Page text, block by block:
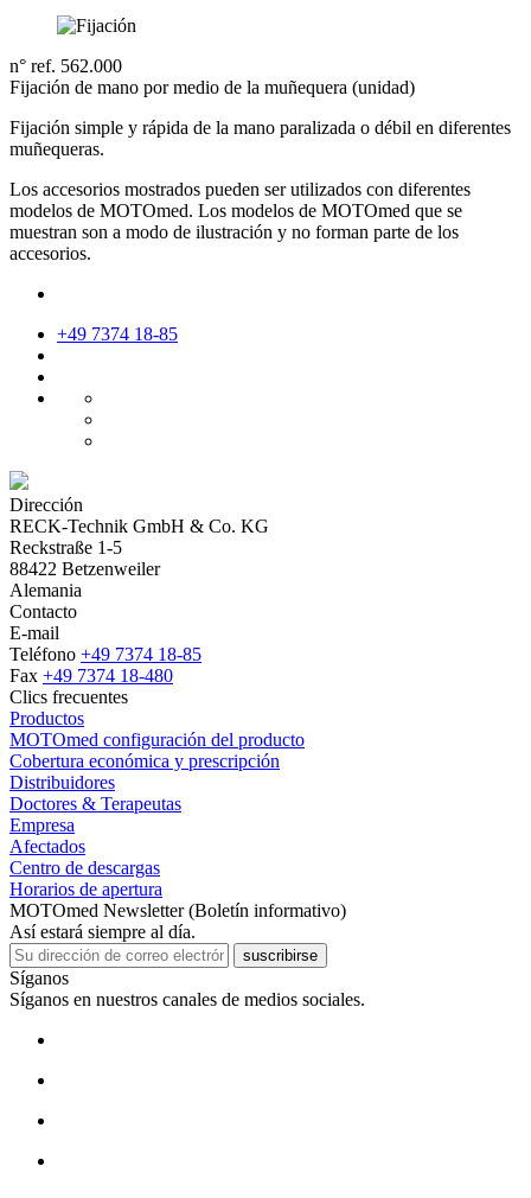
n° ref. 562.000
Fijación de mano por medio de la muñequera (unidad)
Fijación simple y rápida de la mano paralizada o débil en diferentes
muñequeras.
Los accesorios mostrados pueden ser utilizados con diferentes
modelos de MOTOmed. Los modelos de MOTOmed que se
muestran son a modo de ilustración y no forman parte de los
accesorios.
+49 7374 18-85
Dirección
RECK-Technik GmbH & Co. KG
Reckstraße 1-5
88422 Betzenweiler
Alemania
Contacto
E-mail
Teléfono +49 7374 18-85
Fax +49 7374 18-480
Clics frecuentes
Productos
MOTOmed configuración del producto
Cobertura económica y prescripción
Distribuidores
Doctores & Terapeutas
Empresa
Afectados
Centro de descargas
Horarios de apertura
MOTOmed Newsletter (Boletín informativo)
Así estará siempre al día.
suscribirse
Síganos
Síganos en nuestros canales de medios sociales.